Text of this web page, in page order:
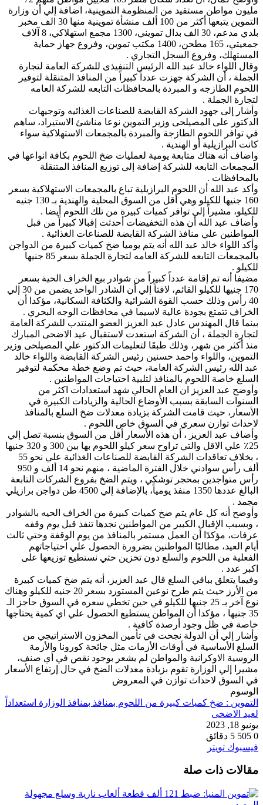
مليون مواطن مستفيد من المنظومة التموينية، اضافة إلي أن وزارة
التموين يتبعها أكثر من 100 ألف منشأة تموينية منها 30 الف مخبز
بلدي مدعم، 30 الف بدال تمويني، 1300 مجمع استهلاكي، 8 آلاف
جمعيتي، 165 مطحن، 1400 مكتب تموين، وفروع جهاز حماية
المستهلك، وفروع السجل التجاري .
وقال اللواء خالد عبد الله الرئيس التنفيذى للشركة العامة لتجارة
الجملة ، أن الشركة جهزت عدداً كبيراً من المنافذ المتنقلة لتوفير
اللحوم الطازجه و المبردة بالمحافظات التابعه للشركة العامه
لتجارة الجملة .
وأشار إلى جهود الشركة القابضة للصناعات الغذائيه وتوجيهات
الدكتور على المصيلحى وزير التموين نوعا مناشئ الاستيراد، ساهم
في توافر اللحوم الطازجة والمبردة بالمجمعات الاستهلاكية سواء
كانت البرازيلية أو الهندية .
واضاف أنه هناك متابعة يومية لعمليات ضخ اللحوم بكافة انواعها في
المجمعات التابعه للشركة إضافة إلى توزيع المنافذ المتنقلة
بالمحافظات .
وأكد عبد الله أن اللحوم البرازيلية تباع بالمجمعات الاستهلاكية بسعر
160 جنيها للكيلو وهي أقل من السوق المحلية والهندية بـ 130 جنيه
للكيلو، مشيراً إلى توافر كميات كبيرة من تلك اللحوم أيضا .
وأضاف عبد الله أن هذه التخفيضات أحدثت إقبالا كبيراً من قبل
المواطنين علي منافذ الشركة القابضة للصناعات الغذائية .
وأكد اللواء خالد عبد الله أنه يتم يوميا ضخ كميات كبيرة من الدواجن
بالمجمعات التابعه للشركة العامه لتجارة الجملة بسعر 85 جنيها
للكيلو .
مضيفا أنه تم إقامة عدداً كبيراً من شوادر بيع الخراف الحية بسعر
170 جنيها للكيلو القائم، لافتاً إلي أن الشادر الواحد يضمن من 30 إلي
40 رأس وذلك حسب القوة الشرائية والكثافة السكانية، مؤكدا أن
الخراف تتمتع بجودة عالية لاسيما في محافظات الوجه البحري .
بينما قال المهندس عادل عبد العزيز العضو المنتدب للشركة العامة
لتجارة الجملة ، أن الشركة استعدت لاستقبال عيد الاضحى المبارك
منذ أكثر من شهر، وذلك طبقَا لتعليمات الدكتور علي المصيلحى وزير
التموين، واللواء واحمد حسنين رئيس الشركة القابضة واللواء خالد
عبد الله رئيس الشركة العامة، حيث تم وضع خطة محكمة لتوفير
السلع خاصة اللحوم بالمنافذ لتلبية احتياجات المواطنين .
وأوضح عبد العزيز ان العام الحالي شهد استعدادات اكثر من
السنوات السابقة بسبب الأوضاع الحالية والزيادات الكبيرة في
الأسعار، حيث قامت الشركة بزيادة معدلات ضخ السلع بالمنافذ
لاحداث توازن سعري في السوق خاص اللحوم .
وأضاف عبد العزيز ، أن هذه الأسعار أقل من السوق بنسبة تصل إلي
25٪ علي الاقل والتي تراوح سعر كيلو اللحوم بها بين 300 و 320 جنيها
، بخلاف تعاقدات الشركة القابضة للصناعات الغذائية علي نحو 55
ألف رأس سوادني خلال الفترة الماضية ، منهم نحو 14 ألف و 950
رأس متواجدين بمحجر توشكي ، ويتم الضخ بفروع الشركات التابعة
البالغ عددها 1350 منفذ يومياً، بالإضافة إلي 4500 طن دواجن برازيلي
مجمد .
وأوضح أنه كل عام يتم ضخ كميات كبيرة من الخراف الحيه بالشوادر
، وبسبب الإقبال الكبير من المواطنين نجدها تنفذ قبل يوم وقفه
عرفات، مؤكدًا أن العمل مستمر بالمنافذ من يوم الوقفة وحتي ثالث
أيام العيد، مطالبًا المواطنين بضرورة الحصول علي احتياجاتهم
الفعلية من اللحوم والسلع دون تخزين حتي نستطيع توزيعها على
اكبر عدد .
وفيما يتعلق بباقي السلع قال عبد العزيز، أنه يتم ضخ كميات كبيرة
من الأرز حيث يتم طرح نوعين المستورد بسعر 20 جنيه للكيلو وهناك
نوع آخر بـ 25 جنيها للكيلو في حين تخطي سعره في السوق حاجز الـ
35 جنيها ، مؤكدا أن المواطن يستطيع الحصول علي اي كمية يحتاجها
خاصة في ظل وجود أرصدة كافية .
وأشار إلي أن الدولة نجحت في تأمين المخزون الاستراتيجي من
السلع الأساسية في أوقات الأزمات مثل جائحة كورونا والأزمة
الروسية الاوكرانية والمواطن لم يشعر بوجود نقص في أي صنف،
مشيرا إلي الوزارة تقوم بزيادة معدلات الضخ في حال إرتفاع الأسعار
في السوق لاحداث توازن في المعروض
الوسوم
التموين : ضخ كميات كبيرة من اللحوم بمنافذ بمنافذ الوزارة استعداداً
لعيد الاضحى
يونيو 18, 2023
0
5 دقائق
فيسبوك تويتر
البريد
مقالات ذات صلة